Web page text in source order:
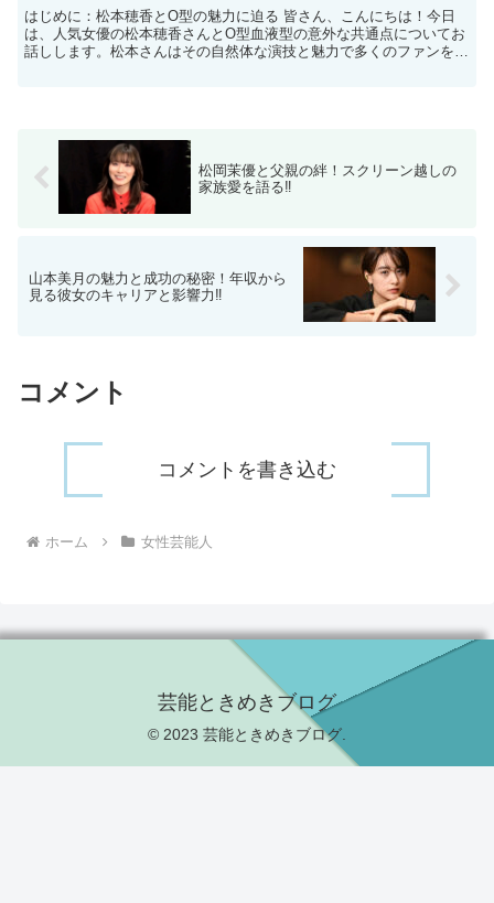
はじめに：松本穂香とO型の魅力に迫る 皆さん、こんにちは！今日
は、人気女優の松本穂香さんとO型血液型の意外な共通点についてお
話しします。松本さんはその自然体な演技と魅力で多くのファンを魅
松岡茉優と父親の絆！スクリーン越しの
家族愛を語る‼
山本美月の魅力と成功の秘密！年収から
見る彼女のキャリアと影響力‼
コメント
コメントを書き込む
ホーム 女性芸能人
芸能ときめきブログ
© 2023 芸能ときめきブログ.